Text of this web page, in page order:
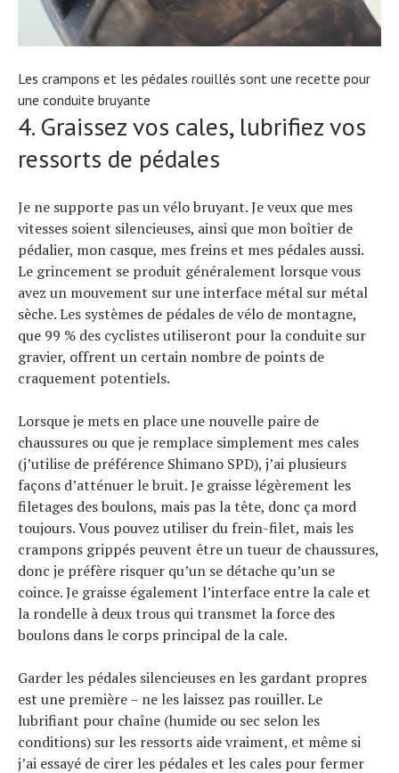
Les crampons et les pédales rouillés sont une recette pour
une conduite bruyante
4. Graissez vos cales, lubrifiez vos
ressorts de pédales
Je ne supporte pas un vélo bruyant. Je veux que mes
vitesses soient silencieuses, ainsi que mon boîtier de
pédalier, mon casque, mes freins et mes pédales aussi.
Le grincement se produit généralement lorsque vous
avez un mouvement sur une interface métal sur métal
sèche. Les systèmes de pédales de vélo de montagne,
que 99 % des cyclistes utiliseront pour la conduite sur
gravier, offrent un certain nombre de points de
craquement potentiels.
Lorsque je mets en place une nouvelle paire de
chaussures ou que je remplace simplement mes cales
(j’utilise de préférence Shimano SPD), j’ai plusieurs
façons d’atténuer le bruit. Je graisse légèrement les
filetages des boulons, mais pas la tête, donc ça mord
toujours. Vous pouvez utiliser du frein-filet, mais les
crampons grippés peuvent être un tueur de chaussures,
donc je préfère risquer qu’un se détache qu’un se
coince. Je graisse également l’interface entre la cale et
la rondelle à deux trous qui transmet la force des
boulons dans le corps principal de la cale.
Garder les pédales silencieuses en les gardant propres
est une première – ne les laissez pas rouiller. Le
lubrifiant pour chaîne (humide ou sec selon les
conditions) sur les ressorts aide vraiment, et même si
j’ai essayé de cirer les pédales et les cales pour fermer